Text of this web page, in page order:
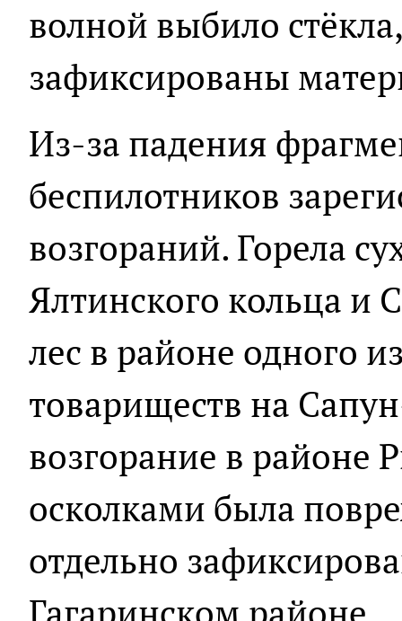
волной выбило
зафиксированы
Из-за падения
беспилотников
возгораний. Горела
Ялтинского кольца и
лес в районе одного
товариществ на
возгорание в районе
осколками была
отдельно